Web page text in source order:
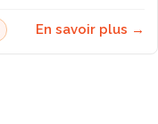
En savoir plus →